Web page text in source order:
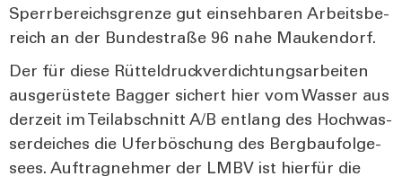
Sperr­be­reichs­gren­ze gut ein­seh­ba­ren Arbeits­be­
reich an der Bun­destra­ße 96 nahe Mau­ken­dorf.
Der für die­se Rüt­tel­druck­ver­dich­tungs­ar­bei­ten
aus­ge­rüs­te­te Bag­ger sichert hier vom Was­ser aus
der­zeit im Teil­ab­schnitt A/B ent­lang des Hoch­was­
ser­dei­ches die Ufer­bö­schung des Berg­bau­fol­ge­
sees. Auf­trag­neh­mer der LMBV ist hier­für die